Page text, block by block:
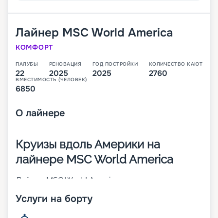
Лайнер MSC World America
КОМФОРТ
ПАЛУБЫ
22
РЕНОВАЦИЯ
2025
ГОД ПОСТРОЙКИ
2025
КОЛИЧЕСТВО КАЮТ
2760
ВМЕСТИМОСТЬ (ЧЕЛОВЕК)
6850
О лайнере
Круизы вдоль Америки на
лайнере MSC World America
Лайнер MSC World America – это второе из
MSC World Class. Его спуск на воду произошел в
Услуги на борту